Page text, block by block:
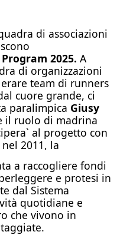
di associazioni
2025. A
di organizzazioni
team di runners
cuore grande, ci
paralimpica Giusy
il ruolo di madrina
al progetto con
2011, la
a raccogliere fondi
e protesi in
dal Sistema
quotidiane e
che vivono in